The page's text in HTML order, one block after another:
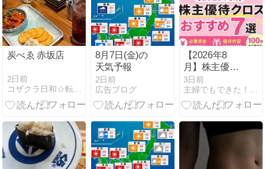
炭べゑ 赤坂店
2日前
コザクラ日和☆転妻、福岡で暮らす
8月7日(金)の
天気予報
2日前
広告ブログ
【2026年8
月】株主優待
クロスおすす
め7選｜必要
資金・優待内
紹介
3日前